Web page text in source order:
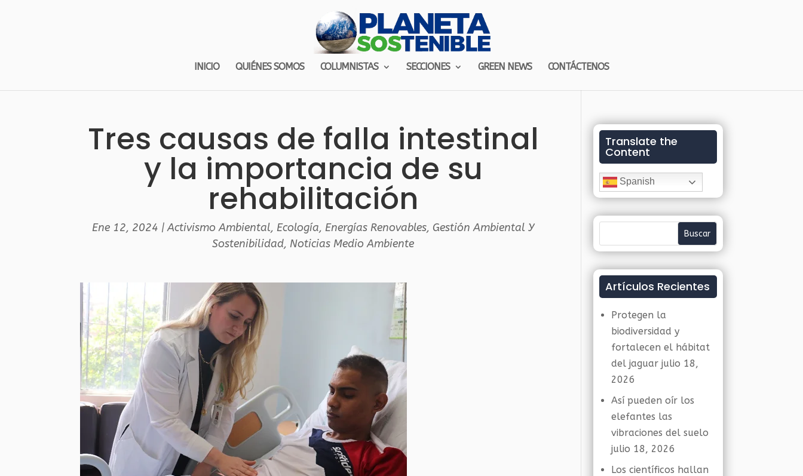
INICIO QUIÉNES SOMOS COLUMNISTAS SECCIONES GREEN NEWS CONTÁCTENOS
Tres causas de falla intestinal
y la importancia de su
rehabilitación
Ene 12, 2024 |Activismo Ambiental,Ecología,Energías Renovables, Gestión Ambiental Y
Sostenibilidad,Noticias Medio Ambiente
Translate the
Content
Spanish
Artículos Recientes
Protegen la
biodiversidad y
fortalecen el hábitat
del jaguar julio 18,
2026
Así pueden oír los
elefantes las
vibraciones del suelo
julio 18, 2026
Los científicos hallan